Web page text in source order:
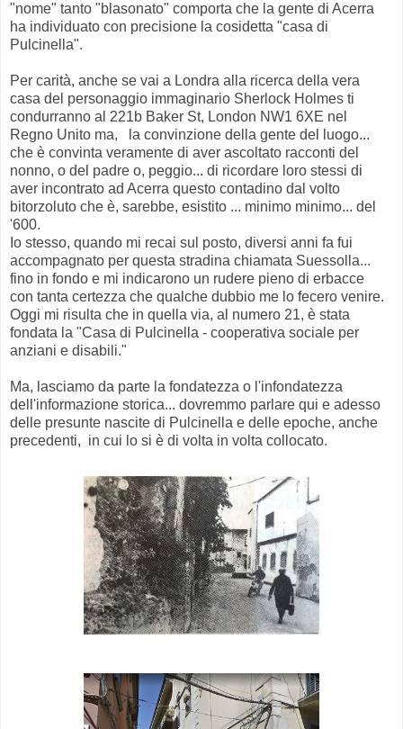
"nome" tanto "blasonato" comporta che la gente di Acerra
ha individuato con precisione la cosidetta "casa di
Pulcinella".
Per carità, anche se vai a Londra alla ricerca della vera
casa del personaggio immaginario Sherlock Holmes ti
condurranno al 221b Baker St, London NW1 6XE nel
Regno Unito ma, la convinzione della gente del luogo...
che è convinta veramente di aver ascoltato racconti del
nonno, o del padre o, peggio... di ricordare loro stessi di
aver incontrato ad Acerra questo contadino dal volto
bitorzoluto che è, sarebbe, esistito ... minimo minimo... del
'600.
Io stesso, quando mi recai sul posto, diversi anni fa fui
accompagnato per questa stradina chiamata Suessolla...
fino in fondo e mi indicarono un rudere pieno di erbacce
con tanta certezza che qualche dubbio me lo fecero venire.
Oggi mi risulta che in quella via, al numero 21, è stata
fondata la "Casa di Pulcinella - cooperativa sociale per
anziani e disabili."
Ma, lasciamo da parte la fondatezza o l'infondatezza
dell'informazione storica... dovremmo parlare qui e adesso
delle presunte nascite di Pulcinella e delle epoche, anche
precedenti, in cui lo si è di volta in volta collocato.